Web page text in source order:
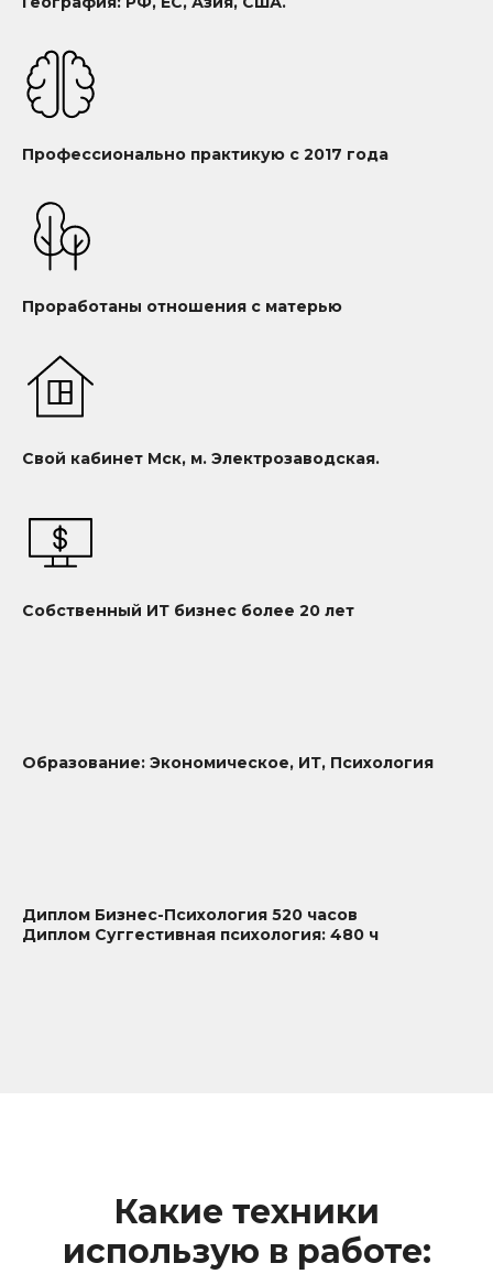
Профессионально практикую с 2017 года
Проработаны отношения с матерью
Свой кабинет Мск, м. Электрозаводская.
Собственный ИТ бизнес более 20 лет
Образование: Экономическое, ИТ, Психология
Диплом Бизнес-Психология 520 часов
Диплом Суггестивная психология: 480 ч
Какие техники
использую в работе: